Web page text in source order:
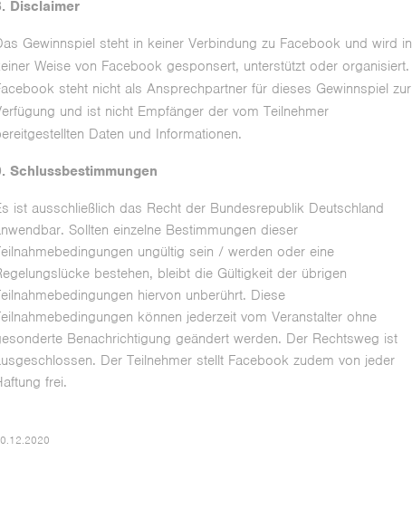
Disclaimer
Gewinnspiel steht in keiner Verbindung zu Facebook und wird in
Weise von Facebook gesponsert, unterstützt oder organisiert.
steht nicht als Ansprechpartner für dieses Gewinnspiel zur
und ist nicht Empfänger der vom Teilnehmer
Daten und Informationen.
Schlussbestimmungen
ist ausschließlich das Recht der Bundesrepublik Deutschland
Sollten einzelne Bestimmungen dieser
ungültig sein / werden oder eine
bestehen, bleibt die Gültigkeit der übrigen
hiervon unberührt. Diese
können jederzeit vom Veranstalter ohne
Benachrichtigung geändert werden. Der Rechtsweg ist
Der Teilnehmer stellt Facebook zudem von jeder
frei.